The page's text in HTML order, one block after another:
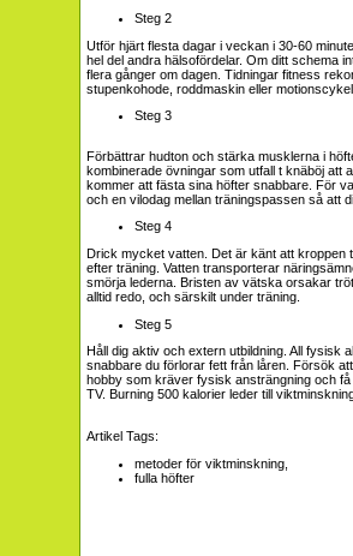
Steg 2
Utför hjärt flesta dagar i veckan i 30-60
hel del andra hälsofördelar. Om ditt schema
flera gånger om dagen. Tidningar fitness
stupenkohode, roddmaskin eller
Steg 3
Förbättrar hudton och stärka musklerna i
kombinerade övningar som utfall t knäböj att
kommer att fästa sina höfter snabbare. För
och en vilodag mellan träningspassen så att
Steg 4
Drick mycket vatten. Det är känt att kroppen
efter träning. Vatten transporterar
smörja lederna. Bristen av vätska orsakar
alltid redo, och särskilt under träning.
Steg 5
Håll dig aktiv och extern utbildning. All fysisk
snabbare du förlorar fett från låren. Försök
hobby som kräver fysisk ansträngning och
TV. Burning 500 kalorier leder till
Artikel Tags:
metoder för viktminskning,
fulla höfter